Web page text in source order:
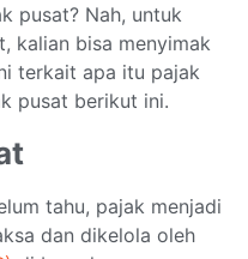
pusat? Nah, untuk
kalian bisa menyimak
terkait apa itu pajak
pusat berikut ini.
tahu, pajak menjadi
dan dikelola oleh